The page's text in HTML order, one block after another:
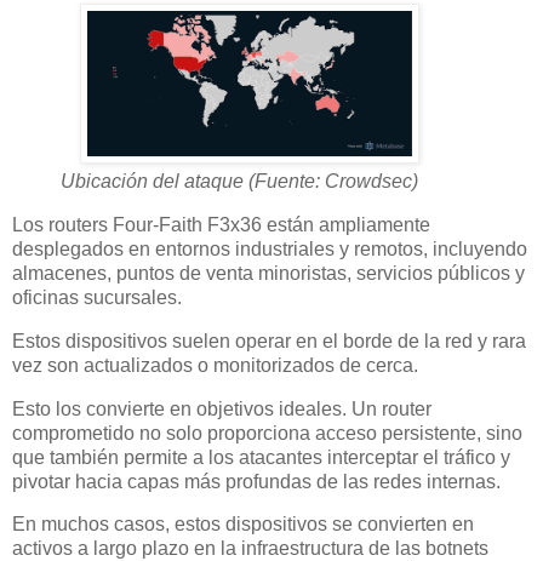
Ubicación del ataque (Fuente: Crowdsec)
Los routers Four-Faith F3x36 están ampliamente
desplegados en entornos industriales y remotos, incluyendo
almacenes, puntos de venta minoristas, servicios públicos y
oficinas sucursales.
Estos dispositivos suelen operar en el borde de la red y rara
vez son actualizados o monitorizados de cerca.
Esto los convierte en objetivos ideales. Un router
comprometido no solo proporciona acceso persistente, sino
que también permite a los atacantes interceptar el tráfico y
pivotar hacia capas más profundas de las redes internas.
En muchos casos, estos dispositivos se convierten en
activos a largo plazo en la infraestructura de las botnets